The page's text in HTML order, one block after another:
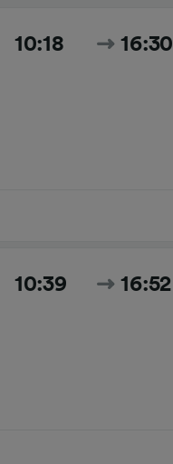
10:18 16:30
10:39 16:52